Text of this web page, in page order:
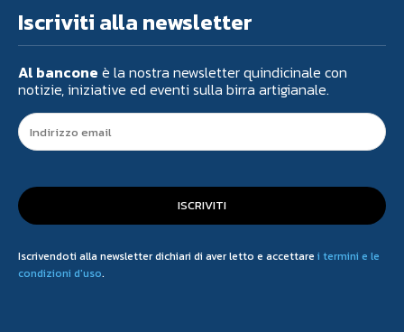
Iscriviti alla newsletter
Al bancone è la nostra newsletter quindicinale con
notizie, iniziative ed eventi sulla birra artigianale.
ISCRIVITI
Iscrivendoti alla newsletter dichiari di aver letto e accettare i termini e le
condizioni d'uso.